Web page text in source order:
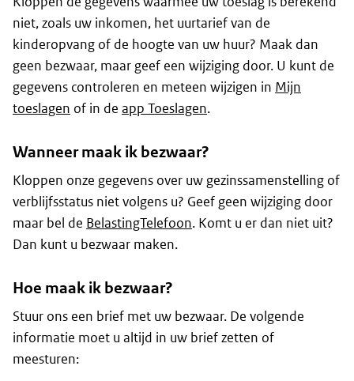
niet, zoals uw inkomen, het uurtarief van de
kinderopvang of de hoogte van uw huur? Maak dan
geen bezwaar, maar geef een wijziging door. U kunt de
gegevens controleren en meteen wijzigen in Mijn
toeslagen of in de app Toeslagen.
Wanneer maak ik bezwaar?
Kloppen onze gegevens over uw gezinssamenstelling of
verblijfsstatus niet volgens u? Geef geen wijziging door
maar bel de BelastingTelefoon. Komt u er dan niet uit?
Dan kunt u bezwaar maken.
Hoe maak ik bezwaar?
Stuur ons een brief met uw bezwaar. De volgende
informatie moet u altijd in uw brief zetten of
meesturen: